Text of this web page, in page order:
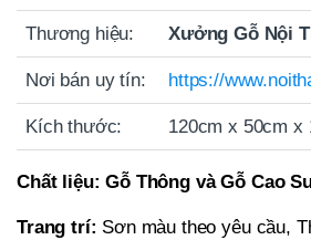
Thương hiệu: Xưởng Gỗ Nội
Nơi bán uy tín: https://
Kích thước: 120cm x 50cm x
Chất liệu: Gỗ Thông và Gỗ Cao
Trang trí: Sơn màu theo yêu cầu,